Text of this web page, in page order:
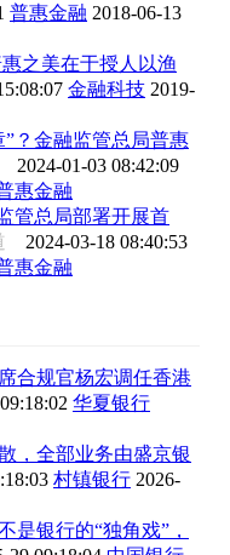
普惠金融 2018-06-13
之美在于授人以渔
金融科技 2019-
？金融监管总局普惠
2024-01-03 08:42:09
惠金融
管总局部署开展首
2024-03-18 08:40:53
惠金融
合规官杨宏调任香港
华夏银行
，全部业务由盛京银
村镇银行 2026-
是银行的“独角戏”，